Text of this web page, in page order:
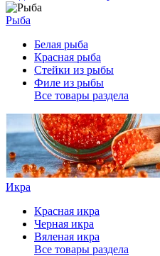
Рыба
Белая рыба
Красная рыба
Стейки из рыбы
Филе из рыбы
Все товары раздела
Икра
Красная икра
Черная икра
Вяленая икра
Все товары раздела